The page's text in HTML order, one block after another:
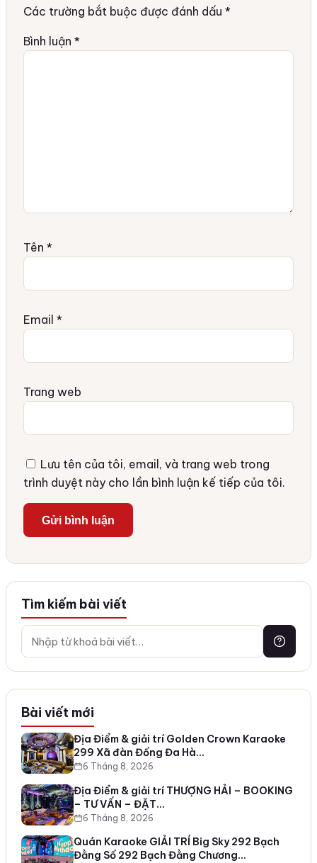
Các trường bắt buộc được đánh dấu *
Bình luận *
Tên *
Email *
Trang web
Lưu tên của tôi, email, và trang web trong
trình duyệt này cho lần bình luận kế tiếp của tôi.
Tìm kiếm bài viết
Bài viết mới
Địa Điểm & giải trí Golden Crown Karaoke
299 Xã đàn Đống Đa Hà…
6 Tháng 8, 2026
Địa Điểm & giải trí THƯỢNG HẢI – BOOKING
– TƯ VẤN – ĐẶT…
6 Tháng 8, 2026
Quán Karaoke GIẢI TRÍ Big Sky 292 Bạch
Đằng Số 292 Bạch Đằng Chương…